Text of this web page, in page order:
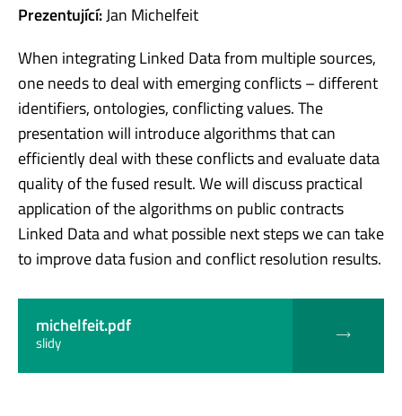
Prezentující:Jan Michelfeit
When integrating Linked Data from multiple sources,
one needs to deal with emerging conflicts – different
identifiers, ontologies, conflicting values. The
presentation will introduce algorithms that can
efficiently deal with these conflicts and evaluate data
quality of the fused result. We will discuss practical
application of the algorithms on public contracts
Linked Data and what possible next steps we can take
to improve data fusion and conflict resolution results.
michelfeit.pdf
slidy